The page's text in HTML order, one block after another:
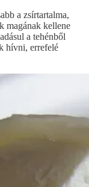
a zsírtartalma,
magának kellene
a tehénből
hívni, errefelé